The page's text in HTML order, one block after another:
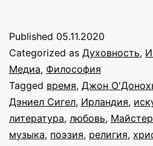
Published 05.11.2020
Categorized as Духовность,
Медиа, Философия
Tagged время, Джон
Дэниел Сигел, Ирландия,
литература, любовь,
музыка, поэзия, религия,